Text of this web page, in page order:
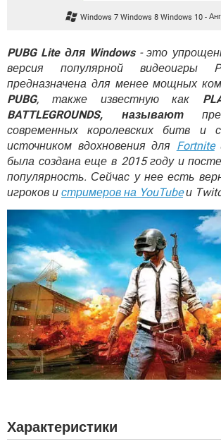
WINDOWS 10 ВКОНТАКТЕ
YANDEX
WINDOWS 10 ВКОНТАКТЕ
ВИДЕО
YANDEX
Windows 7 Windows 8 Windows 10 -
PUBG Lite для Windows- это
версия популярной видеоигры
предназначена для менее мощных
PUBG, также известную как
BATTLEGROUNDS, называют
современных королевских битв и
источником вдохновения для Fortnite
была создана еще в 2015 году и
популярность. Сейчас у нее есть
игроков и стримеров на YouTubeи
Характеристики